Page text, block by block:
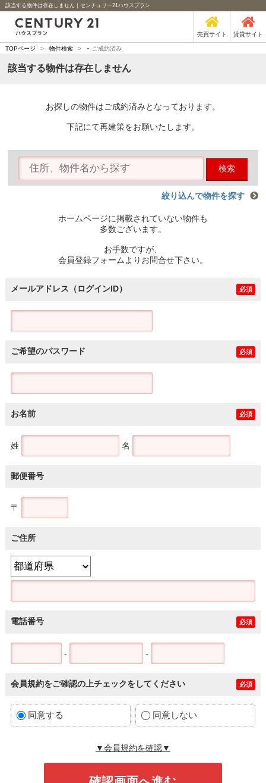
該当する物件は存在しません｜センチュリー21ハウスプラン
売買サイト 賃貸サイト
TOPページ > 物件検索 > - ご成約済み
該当する物件は存在しません
お探しの物件はご成約済みとなっております。
下記にて再建策をお願いたします。
検索
絞り込んで物件を探す
ホームページに掲載されていない物件も
多数ございます。
お手数ですが、
会員登録フォームよりお問合せ下さい。
メールアドレス（ログインID） 必須
ご希望のパスワード 必須
お名前 必須
姓 名
郵便番号
〒
ご住所
電話番号 必須
- -
会員規約をご確認の上チェックをしてください 必須
同意する 同意しない
▼会員規約を確認▼